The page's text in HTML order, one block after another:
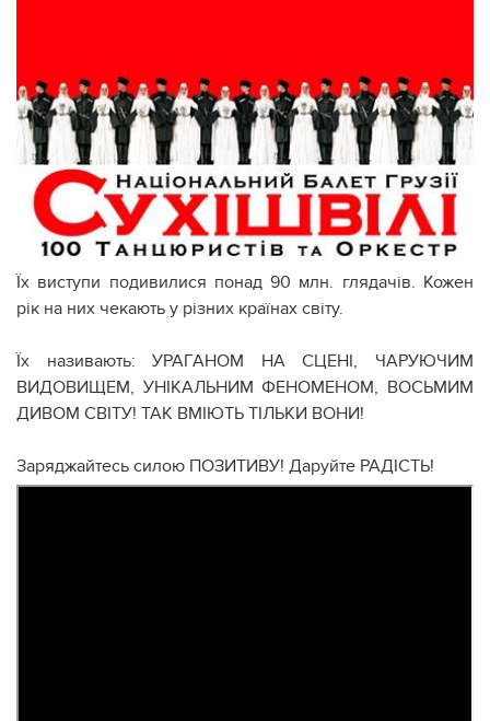
Їх виступи подивилися понад 90 млн. глядачів. Кожен
рік на них чекають у різних країнах світу.
Їх називають: УРАГАНОМ НА СЦЕНІ, ЧАРУЮЧИМ
ВИДОВИЩЕМ, УНІКАЛЬНИМ ФЕНОМЕНОМ, ВОСЬМИМ
ДИВОМ СВІТУ! ТАК ВМІЮТЬ ТІЛЬКИ ВОНИ!
Заряджайтесь силою ПОЗИТИВУ! Даруйте РАДІСТЬ!